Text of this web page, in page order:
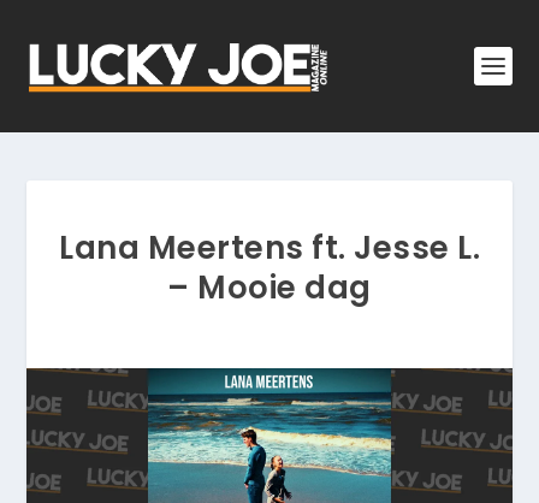
Lana Meertens ft. Jesse L.
– Mooie dag